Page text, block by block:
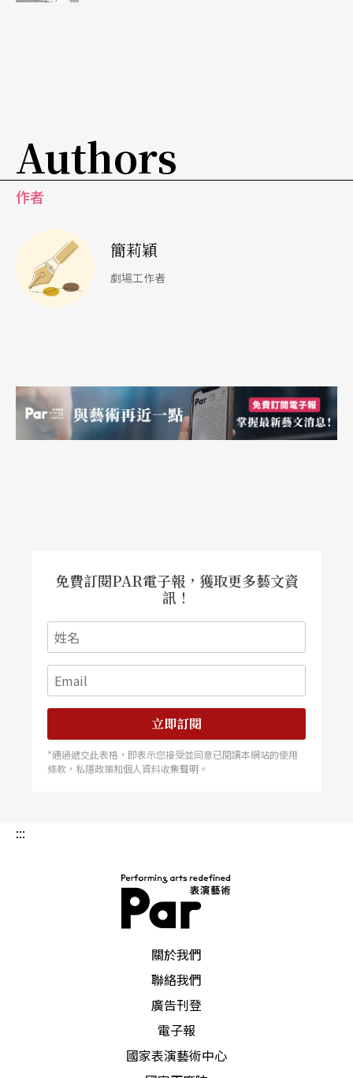
Authors
作者
簡莉穎
劇場工作者
免費訂閱PAR電子報，獲取更多藝文資
訊！
立即訂閱
*通過遞交此表格，即表示您接受並同意已閱讀本網站的使用
條款，私隱政策和個人資料收集聲明。
:::
關於我們
聯絡我們
廣告刊登
電子報
國家表演藝術中心